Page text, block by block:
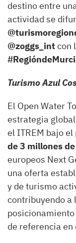
destino entre
actividad se
@zoggs_intcon
Turismo Azul
El Open Water
estrategia
el ITREM bajo el
de 3 millones
europeos Next
una oferta
y de turismo
contribuyendo a
de referencia